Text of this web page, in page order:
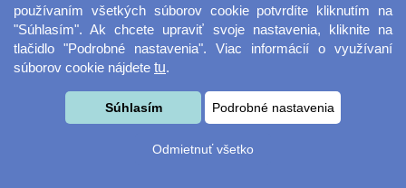
fotografie
používaním všetkých súborov cookie potvrdíte kliknutím na
"Súhlasím". Ak chcete upraviť svoje nastavenia, kliknite na
tlačidlo "Podrobné nastavenia". Viac informácií o využívaní
súborov cookie nájdete tu.
Súhlasím Podrobné nastavenia
Odmietnuť všetko